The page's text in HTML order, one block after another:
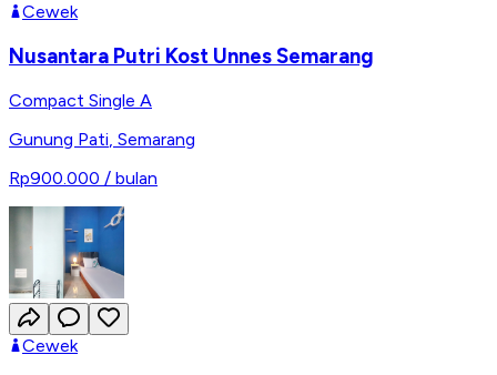
Cewek
Nusantara Putri Kost Unnes Semarang
Compact Single A
Gunung Pati Semarang
Rp900.000 / bulan
Cewek